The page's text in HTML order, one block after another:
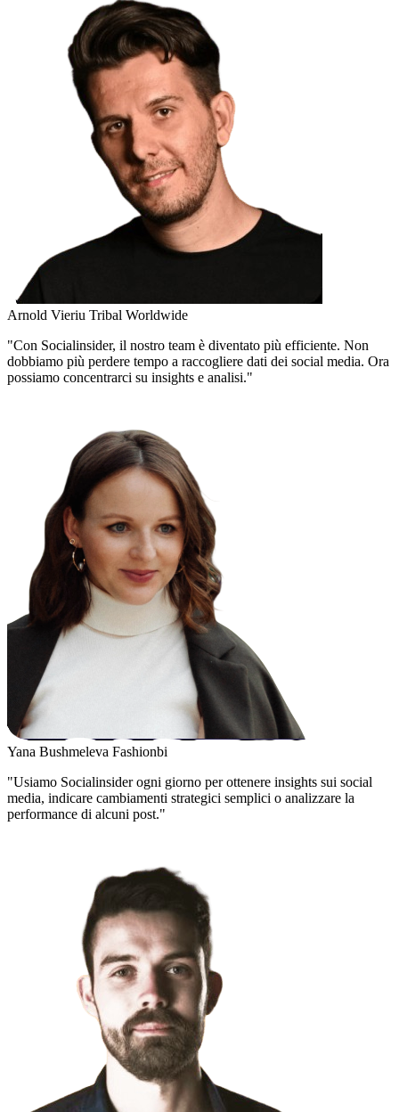
Arnold Vieriu Tribal Worldwide
"Con Socialinsider, il nostro team è diventato più efficiente. Non
dobbiamo più perdere tempo a raccogliere dati dei social media. Ora
possiamo concentrarci su insights e analisi."
Yana Bushmeleva Fashionbi
"Usiamo Socialinsider ogni giorno per ottenere insights sui social
media, indicare cambiamenti strategici semplici o analizzare la
performance di alcuni post."